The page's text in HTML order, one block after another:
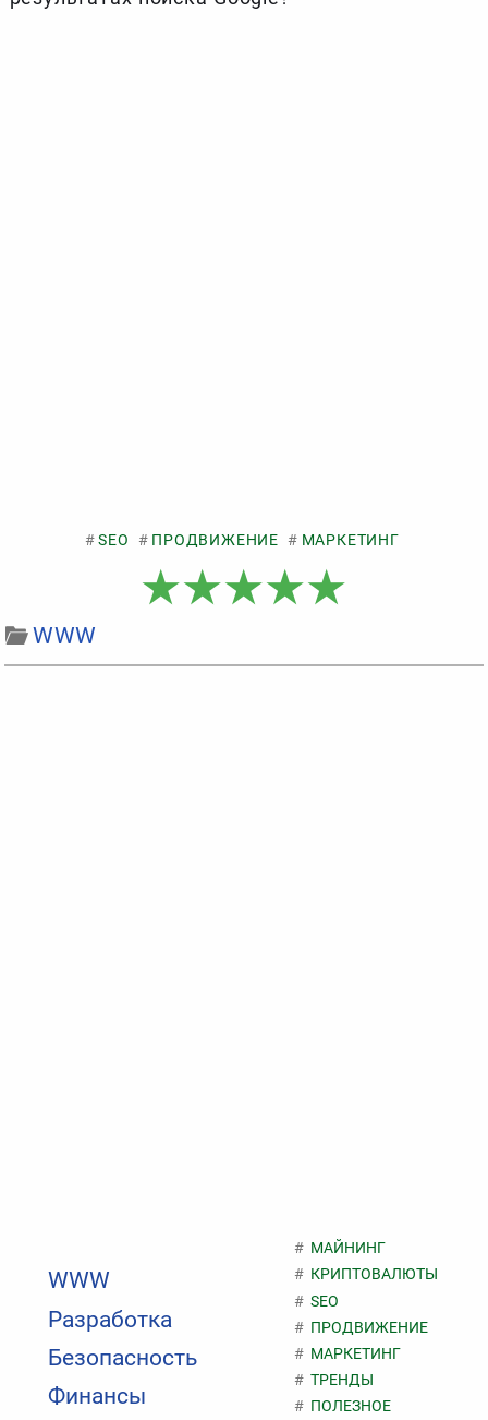
МАЙНИНГ
КРИПТОВАЛЮТЫ
SEO
ПРОДВИЖЕНИЕ
МАРКЕТИНГ
ТРЕНДЫ
ПОЛЕЗНОЕ
SEO ПРОДВИЖЕНИЕ МАРКЕТИНГ
WWW
WWW
Разработка
Безопасность
Финансы